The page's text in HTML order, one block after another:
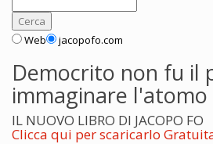
Web jacopofo.com
Democrito non fu il
immaginare l'atomo
IL NUOVO LIBRO DI JACOPO FO
Clicca qui per scaricarlo